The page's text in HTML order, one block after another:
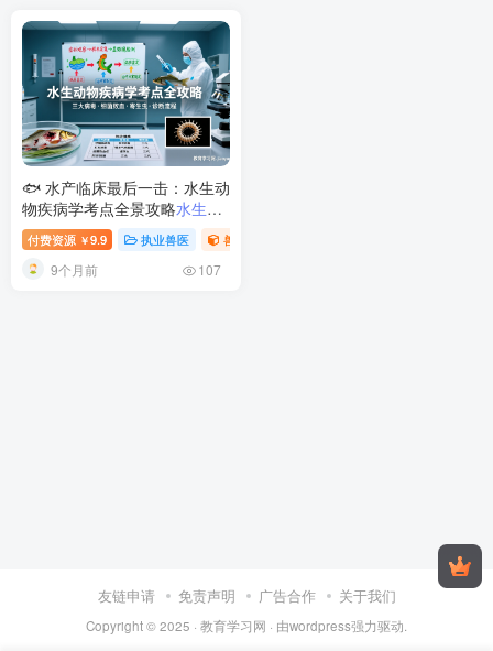
🐟 水产临床最后一击：水生动
物疾病学考点全景攻略水生动
物疾病学考试重点与诊断思路
解析
付费资源 ￥9.9 执业兽医 兽医之水生动物系列
9个月前 107
友链申请 免责声明 广告合作 关于我们
Copyright © 2025 · 教育学习网 · 由wordpress强力驱动.